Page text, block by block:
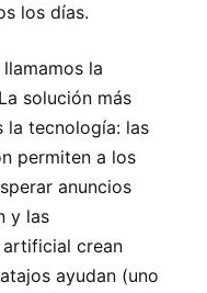
los días.
la
solución más
la tecnología: las
permiten a los
anuncios
y las
artificial crean
ayudan (uno